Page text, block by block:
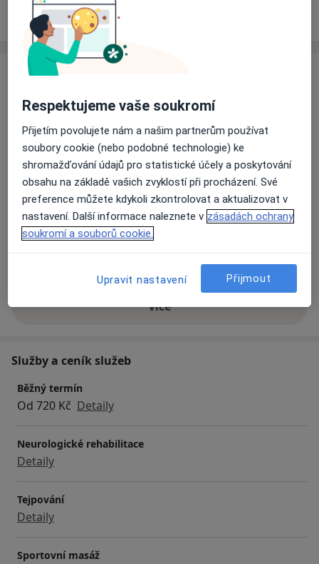
Zkušenosti Ceník
Zkušenosti
Na fyzioterapii nahlíží holisticky a pokud potřeby
klienta jsou nad rámec jeho pole působnosti, rád ho
doporučí k trenérovi, lékaři, psychologovi či masérovi.
Obecně rád využívá mezioborovou spolupráci.
Fyzioterapie
Hlavní léčená onemocnění
Asymetrie těla Bolesti páteře
+24
Víceo zkušenostech
Služby a ceník služeb
Běžný termín
Od 720 Kč Detaily
Neurologické rehabilitace
Detaily
Tejpování
Detaily
Sportovní masáž
Respektujeme vaše soukromí
Přijetím povolujete nám a našim partnerům používat
soubory cookie (nebo podobné technologie) ke
shromažďování údajů pro statistické účely a poskytování
obsahu na základě vašich zvyklostí při procházení. Své
preference můžete kdykoli zkontrolovat a aktualizovat v
nastavení. Další informace naleznete v zásadách ochrany
soukromí a souborů cookie.
Upravit nastavení Přijmout